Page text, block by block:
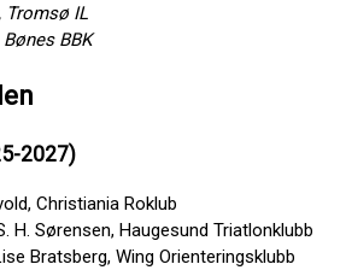
Tromsø IL
BBK
2027)
Christiania Roklub
H. Sørensen, Haugesund Triatlonklubb
Bratsberg, Wing Orienteringsklubb